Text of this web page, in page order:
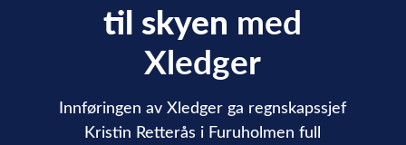
til skyen med
Xledger
Innføringen av Xledger ga regnskapssjef
Kristin Retterås i Furuholmen full